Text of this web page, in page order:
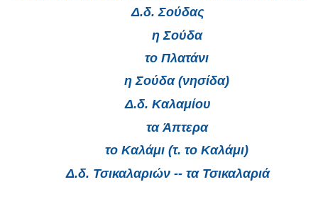
Δ.δ. Σούδας
η Σούδα
το Πλατάνι
η Σούδα (νησίδα)
Δ.δ. Καλαμίου
τα Άπτερα
το Καλάμι (τ. το Καλάμι)
Δ.δ. Τσικαλαριών -- τα Τσικαλαριά